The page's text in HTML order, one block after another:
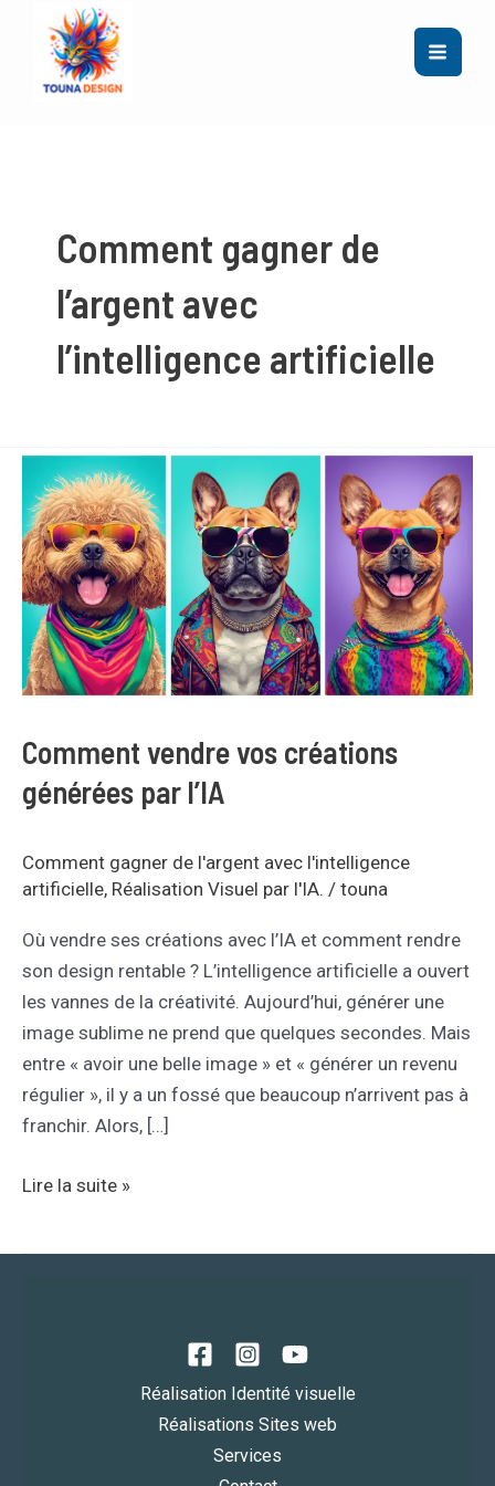
contenu
Comment gagner de
l’argent avec
l’intelligence artificielle
Comment vendre vos créations
générées par l’IA
Comment gagner de l'argent avec l'intelligence
artificielle, Réalisation Visuel par l'IA. / touna
Où vendre ses créations avec l’IA et comment rendre
son design rentable ? L’intelligence artificielle a ouvert
les vannes de la créativité. Aujourd’hui, générer une
image sublime ne prend que quelques secondes. Mais
entre « avoir une belle image » et « générer un revenu
régulier », il y a un fossé que beaucoup n’arrivent pas à
franchir. Alors, […]
Comment
vendre
vos
créations
générées
par
l’IA
Lire la suite »
Réalisation Identité visuelle
Réalisations Sites web
Services